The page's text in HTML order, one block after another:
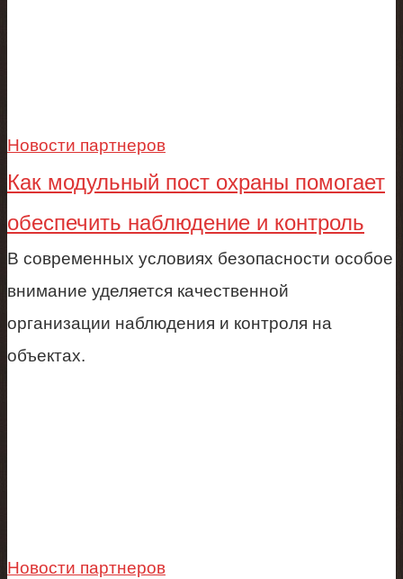
Новости партнеров
Как модульный пост охраны помогает
обеспечить наблюдение и контроль
В современных условиях безопасности особое
внимание уделяется качественной
организации наблюдения и контроля на
объектах.
Новости партнеров